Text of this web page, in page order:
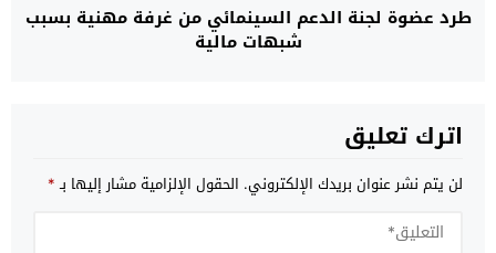
طرد عضوة لجنة الدعم السينمائي من غرفة مهنية بسبب
شبهات مالية
اترك تعليق
لن يتم نشر عنوان بريدك الإلكتروني. الحقول الإلزامية مشار إليها بـ*